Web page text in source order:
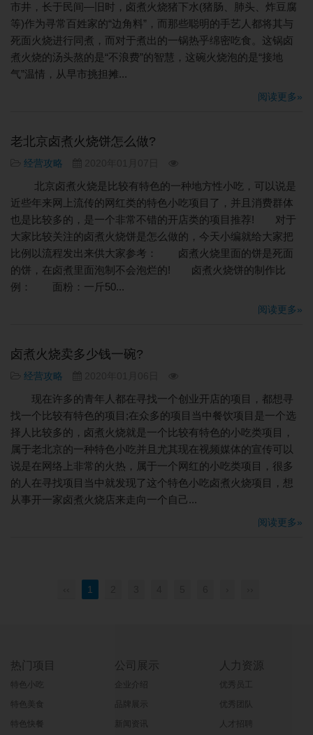
市井，长于民间—旧时，卤煮火烧猪下水(猪肠、肺头、炸豆腐
等)作为寻常百姓家的“边角料”，而那些聪明的手艺人都将其与
死面火烧进行同煮，而对于煮出的一锅热乎绵密吃食。这锅卤
煮火烧的汤头熬的是“不浪费”的智慧，这碗火烧泡的是“接地
气”温情，从早市挑担摊...
阅读更多»
老北京卤煮火烧饼怎么做?
经营攻略
北京卤煮火烧是比较有特色的一种地方性小吃，可以说是
近些年来网上流传的网红类的特色小吃项目了，并且消费群体
也是比较多的，是一个非常不错的开店类的项目推荐! 对于
大家比较关注的卤煮火烧饼是怎么做的，今天小编就给大家把
比例以流程发出来供大家参考： 卤煮火烧里面的饼是死面
的饼，在卤煮里面泡制不会泡烂的! 卤煮火烧饼的制作比
例： 面粉：一斤50...
阅读更多»
卤煮火烧卖多少钱一碗?
经营攻略
现在许多的青年人都在寻找一个创业开店的项目，都想寻
找一个比较有特色的项目;在众多的项目当中餐饮项目是一个选
择人比较多的，卤煮火烧就是一个比较有特色的小吃类项目，
属于老北京的一种特色小吃并且尤其现在视频媒体的宣传可以
说是在网络上非常的火热，属于一个网红的小吃类项目，很多
的人在寻找项目当中就发现了这个特色小吃卤煮火烧项目，想
从事开一家卤煮火烧店来走向一个自己...
阅读更多»
1
热门项目
特色小吃
特色美食
特色快餐
公司展示
企业介绍
品牌展示
新闻资讯
人力资源
优秀员工
优秀团队
人才招聘